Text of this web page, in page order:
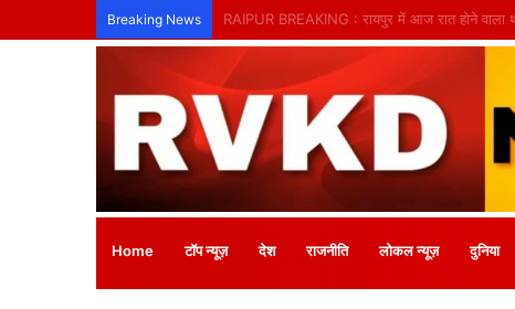
Breaking News तिल्दा-नेवरा में अनाथ बच्चों के लिए लगेगा नि:शुल्क
Home टॉप न्यूज़ देश राजनीति लोकल न्यूज़ दुनिया